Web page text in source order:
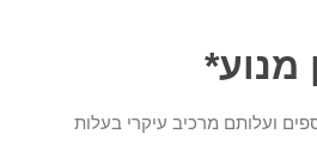
מנוע*
ועלותם מרכיב עיקרי בעלות